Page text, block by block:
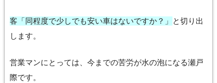
客「同程度で少しでも安い車はないですか？」 と切り出
します。
営業マンにとっては、今までの苦労が水の泡になる瀬戸
際です。